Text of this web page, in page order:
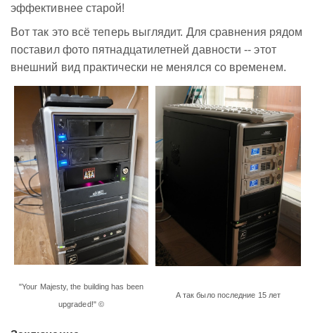
эффективнее старой!
Вот так это всё теперь выглядит. Для сравнения рядом
поставил фото пятнадцатилетней давности -- этот
внешний вид практически не менялся со временем.
"Your Majesty, the building has been
upgraded!" ©
А так было последние 15 лет